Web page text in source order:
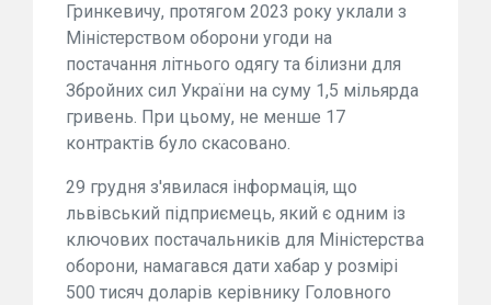
Гринкевичу, протягом 2023 року уклали з
Міністерством оборони угоди на
постачання літнього одягу та білизни для
Збройних сил України на суму 1,5 мільярда
гривень. При цьому, не менше 17
контрактів було скасовано.
29 грудня з'явилася інформація, що
львівський підприємець, який є одним із
ключових постачальників для Міністерства
оборони, намагався дати хабар у розмірі
500 тисяч доларів керівнику Головного